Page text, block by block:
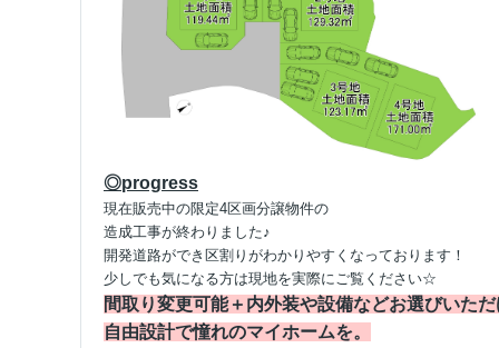
◎progress
現在販売中の限定4区画分譲物件の
造成工事が終わりました♪
開発道路ができ区割りがわかりやすくなっております！
少しでも気になる方は現地を実際にご覧ください☆
間取り変更可能＋内外装や設備などお選びいた
自由設計で憧れのマイホームを。